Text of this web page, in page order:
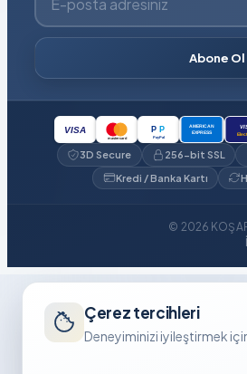
Abone Ol
VISA
mastercard
P P
PayPal
AMERICAN
EXPRESS
3D Secure 256-bit SSL
Kredi / Banka Kartı
© 2026
Çerez tercihleri
Deneyiminizi iyileştirmek